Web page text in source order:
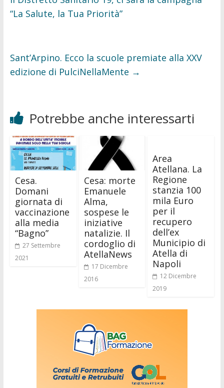
“La Salute, la Tua Priorità”
Sant’Arpino. Ecco la scuole premiate alla XXV
edizione di PulciNellaMente →
Potrebbe anche interessarti
Cesa.
Domani
giornata di
vaccinazione
alla media
“Bagno”
27 Settembre
2021
Cesa: morte
Emanuele
Alma,
sospese le
iniziative
natalizie. Il
cordoglio di
AtellaNews
17 Dicembre
2016
Area
Atellana. La
Regione
stanzia 100
mila Euro
per il
recupero
dell’ex
Municipio di
Atella di
Napoli
12 Dicembre
2019